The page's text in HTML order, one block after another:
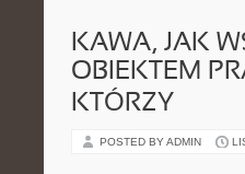
KAWA, JAK
OBIEKTEM
KTÓRZY
POSTED BY ADMIN